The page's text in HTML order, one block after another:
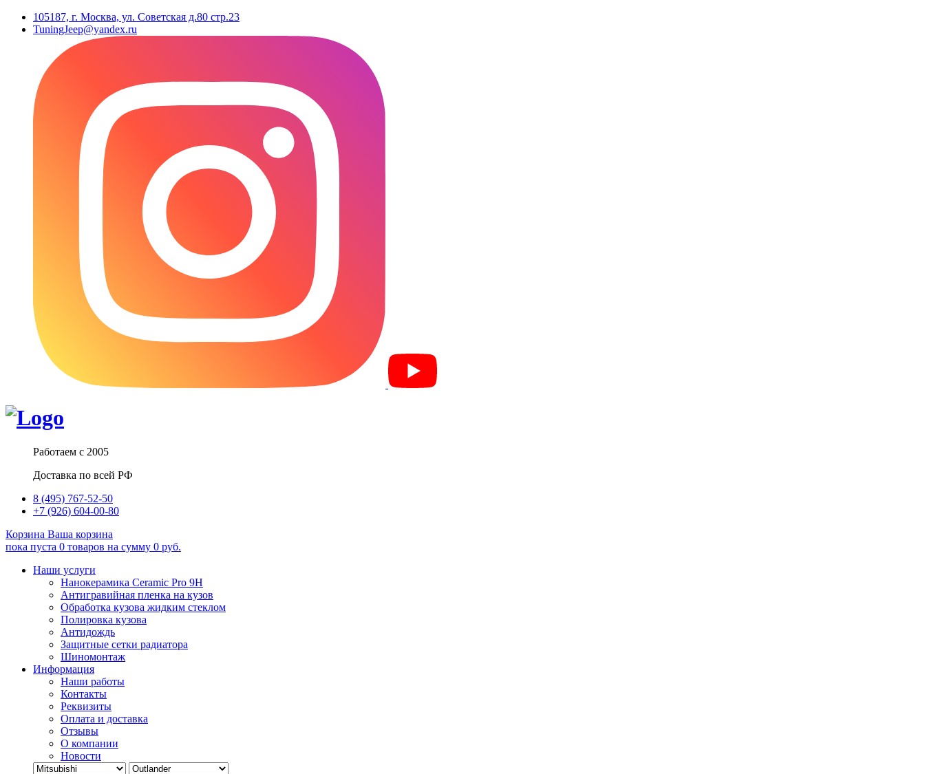
105187, г. Москва, ул. Советская д.80 стр.23
TuningJeep@yandex.ru
Работаем с 2005
Доставка по всей РФ
8 (495) 767-52-50
+7 (926) 604-00-80
Корзина Ваша корзина
пока пуста 0 товаров на сумму 0 руб.
Наши услуги
Нанокерамика Ceramic Pro 9H
Антигравийная пленка на кузов
Обработка кузова жидким стеклом
Полировка кузова
Антидождь
Защитные сетки радиатора
Шиномонтаж
Информация
Наши работы
Контакты
Реквизиты
Оплата и доставка
Отзывы
О компании
Новости